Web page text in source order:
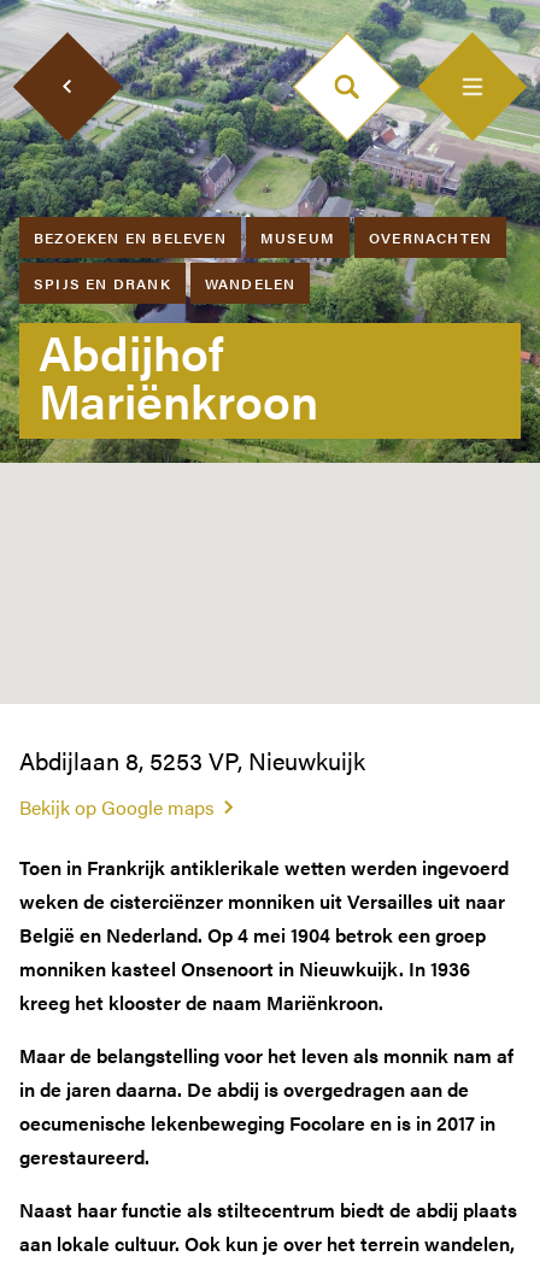
BEZOEKEN EN BELEVEN MUSEUM OVERNACHTEN
SPIJS EN DRANK WANDELEN
Abdijhof
Mariënkroon
Abdijlaan 8, 5253 VP, Nieuwkuijk
Bekijk op Google maps
Toen in Frankrijk antiklerikale wetten werden ingevoerd
weken de cisterciënzer monniken uit Versailles uit naar
België en Nederland. Op 4 mei 1904 betrok een groep
monniken kasteel Onsenoort in Nieuwkuijk. In 1936
kreeg het klooster de naam Mariënkroon.
Maar de belangstelling voor het leven als monnik nam af
in de jaren daarna. De abdij is overgedragen aan de
oecumenische lekenbeweging Focolare en is in 2017 in
gerestaureerd.
Naast haar functie als stiltecentrum biedt de abdij plaats
aan lokale cultuur. Ook kun je over het terrein wandelen,